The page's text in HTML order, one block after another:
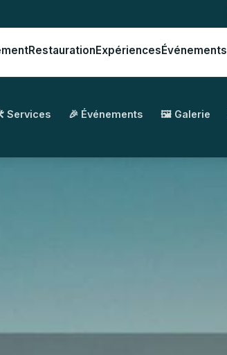
RestaurationExpériencesÉvénements
Services 🎉 Événements 🖼️ Galerie